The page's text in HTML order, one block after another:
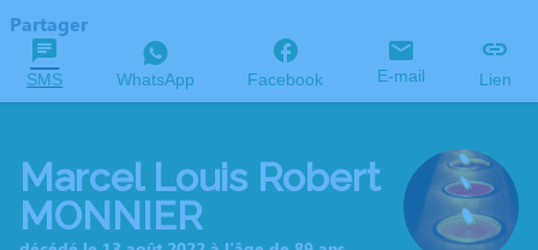
Partager
SMS WhatsApp Facebook E-mail Lien
Marcel Louis Robert
MONNIER